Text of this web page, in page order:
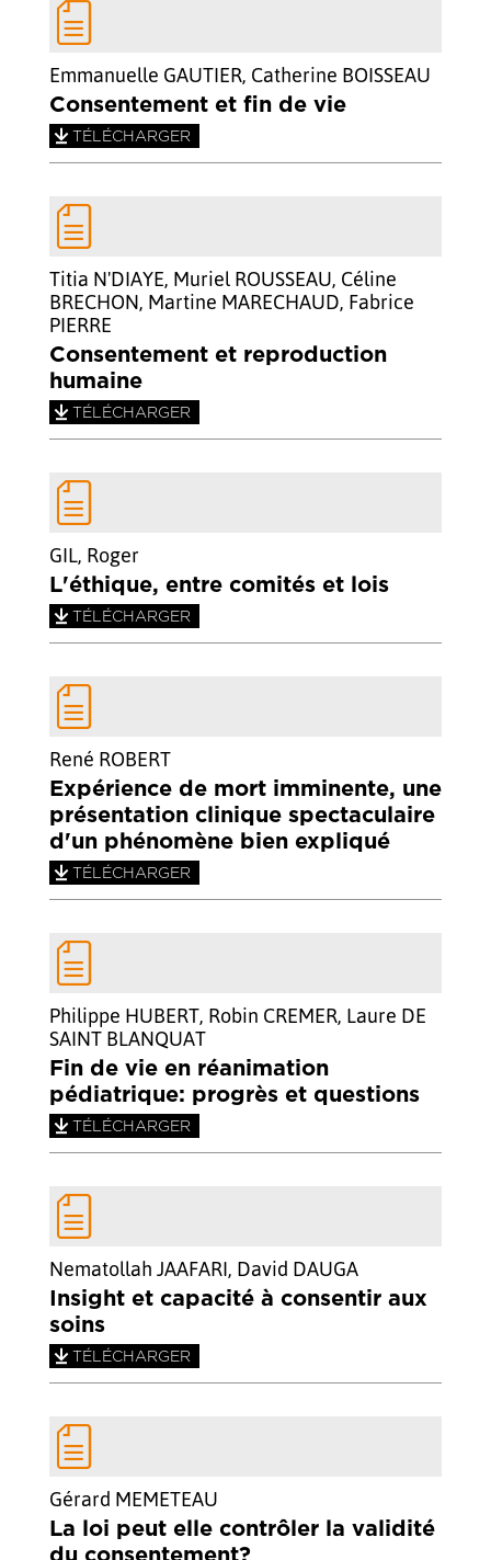
Emmanuelle GAUTIER, Catherine BOISSEAU
Consentement et fin de vie
TÉLÉCHARGER
Titia N'DIAYE, Muriel ROUSSEAU, Céline
BRECHON, Martine MARECHAUD, Fabrice
PIERRE
Consentement et reproduction
humaine
TÉLÉCHARGER
GIL, Roger
L'éthique, entre comités et lois
TÉLÉCHARGER
René ROBERT
Expérience de mort imminente, une
présentation clinique spectaculaire
d'un phénomène bien expliqué
TÉLÉCHARGER
Philippe HUBERT, Robin CREMER, Laure DE
SAINT BLANQUAT
Fin de vie en réanimation
pédiatrique: progrès et questions
TÉLÉCHARGER
Nematollah JAAFARI, David DAUGA
Insight et capacité à consentir aux
soins
TÉLÉCHARGER
Gérard MEMETEAU
La loi peut elle contrôler la validité
du consentement?